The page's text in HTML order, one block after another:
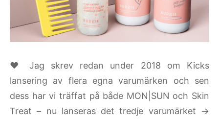
♥ Jag skrev redan under 2018 om Kicks
lansering av flera egna varumärken och sen
dess har vi träffat på både MON|SUN och Skin
Treat – nu lanseras det tredje varumärket ->